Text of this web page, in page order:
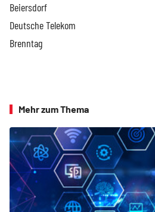
Beiersdorf
Deutsche Telekom
Brenntag
Mehr zum Thema